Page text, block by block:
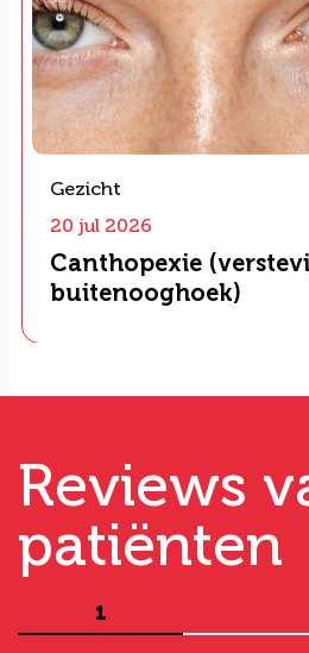
Gezicht
20 jul 2026
Canthopexie
buitenooghoek)
Reviews
patiënten
1